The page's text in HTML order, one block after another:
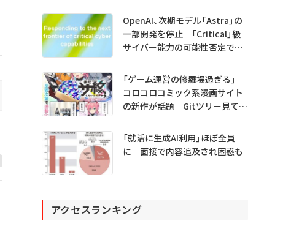
OpenAI、次期モデル「Astra」の
一部開発を停止 「Critical」級
サイバー能力の可能性否定でき
「ゲーム運営の修羅場過ぎる」
コロコロコミック系漫画サイト
の新作が話題 Gitツリー見てガ
「就活に生成AI利用」ほぼ全員
に 面接で内容追及され困惑も
アクセスランキング